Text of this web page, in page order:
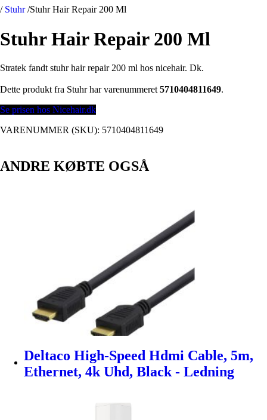
/ Stuhr /Stuhr Hair Repair 200 Ml
Stuhr Hair Repair 200 Ml
Stratek fandt stuhr hair repair 200 ml hos nicehair. Dk.
Dette produkt fra Stuhr har varenummeret 5710404811649.
Se prisen hos Nicehair.dk
VARENUMMER (SKU): 5710404811649
ANDRE KØBTE OGSÅ
Deltaco High-Speed Hdmi Cable, 5m,
Ethernet, 4k Uhd, Black - Ledning